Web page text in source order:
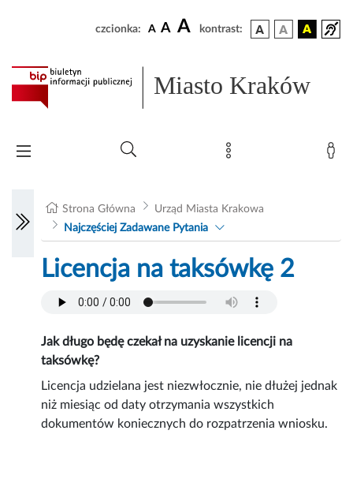
czcionka: A A A kontrast:
Miasto Kraków
Strona Główna
Urząd Miasta Krakowa
Najczęściej Zadawane Pytania
Licencja na taksówkę 2
Jak długo będę czekał na uzyskanie licencji na
taksówkę?
Licencja udzielana jest niezwłocznie, nie dłużej jednak
niż miesiąc od daty otrzymania wszystkich
dokumentów koniecznych do rozpatrzenia wniosku.